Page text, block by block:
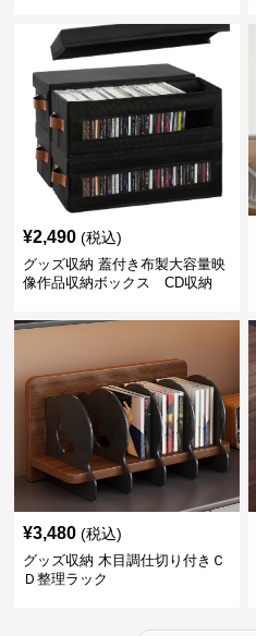
¥2,490 (税込)
グッズ収納 蓋付き布製大容量映
像作品収納ボックス CD収納
¥3,480 (税込)
グッズ収納 木目調仕切り付きＣ
Ｄ整理ラック